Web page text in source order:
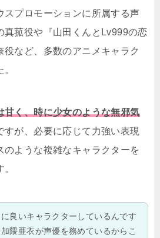
スプロモーションに所属する声
真菰役や『山田くんとLv999の恋
役など、多数のアニメキャラク
甘く、時に少女のような無邪気
すが、必要に応じて力強い表現
のような複雑なキャラクターを
良いキャラクターしているんです
隈亜衣が声優を務めているからこ